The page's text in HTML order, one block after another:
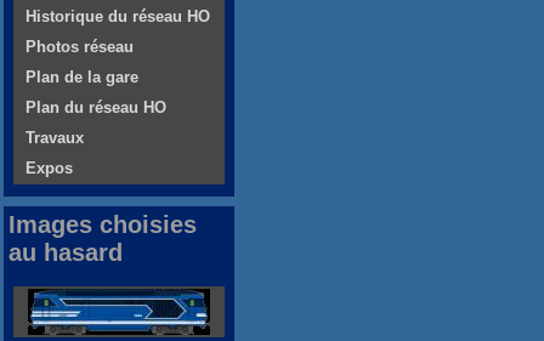
Historique du réseau HO
Photos réseau
Plan de la gare
Plan du réseau HO
Travaux
Expos
Images choisies
au hasard